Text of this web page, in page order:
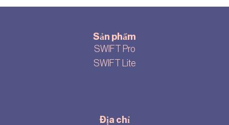
Sản phẩm
SWIFT Pro
SWIFT Lite
Địa chỉ